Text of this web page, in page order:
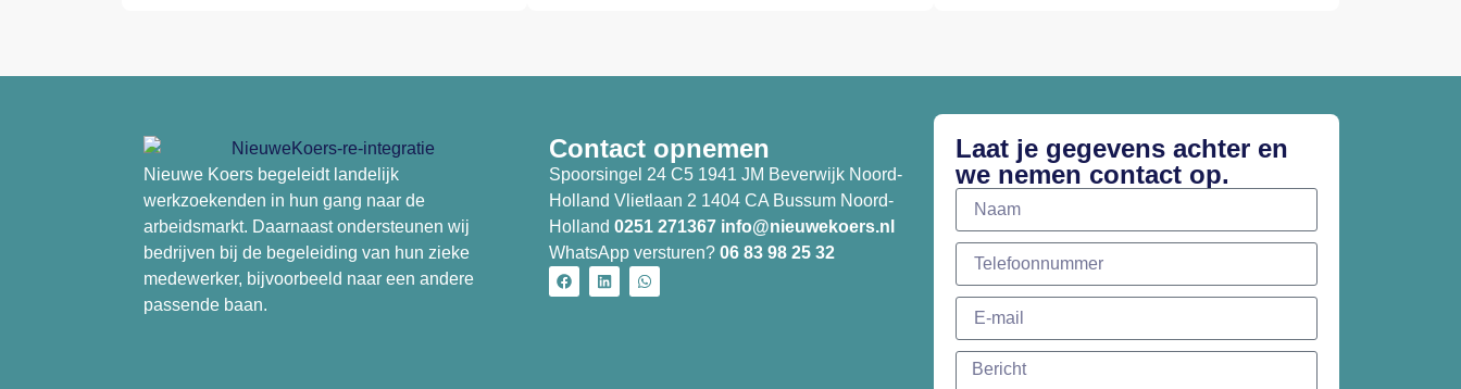
Nieuwe Koers begeleidt landelijk
werkzoekenden in hun gang naar de
arbeidsmarkt. Daarnaast ondersteunen wij
bedrijven bij de begeleiding van hun zieke
medewerker, bijvoorbeeld naar een andere
passende baan.
Contact opnemen
Spoorsingel 24 C5 1941 JM Beverwijk Noord-
Holland Vlietlaan 2 1404 CA Bussum Noord-
Holland0251 271367 info@nieuwekoers.nl
WhatsApp versturen?06 83 98 25 32
Laat je gegevens achter en
we nemen contact op.